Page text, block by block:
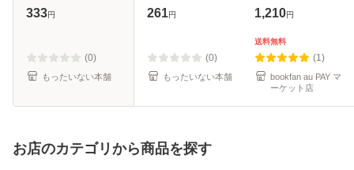
ク [新書]【メール
333円
(0)
もったいない本舗
[文庫]【メール便送
261円
(0)
もったいない本舗
1,210円
送料無料
(1)
bookfan au PAY マ
ーケット店
お店のカテゴリから商品を探す